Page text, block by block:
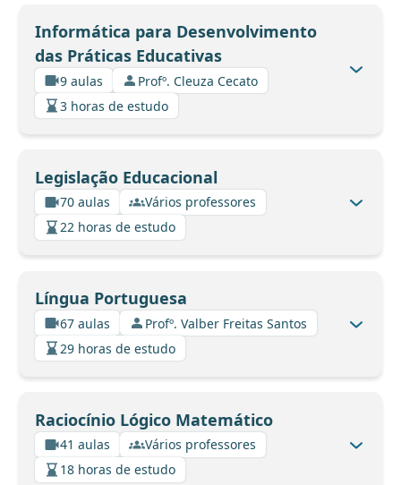
Informática para Desenvolvimento
das Práticas Educativas
9 aulas
Profº. Cleuza Cecato
3 horas de estudo
Legislação Educacional
70 aulas
Vários professores
22 horas de estudo
Língua Portuguesa
67 aulas
Profº. Valber Freitas Santos
29 horas de estudo
Raciocínio Lógico Matemático
41 aulas
Vários professores
18 horas de estudo